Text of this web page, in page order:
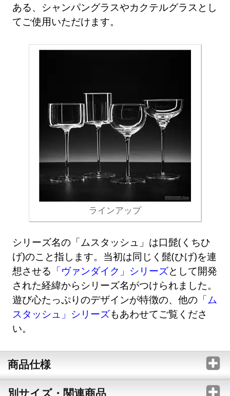
ある、シャンパングラスやカクテルグラスとし
てご使用いただけます。
ラインアップ
シリーズ名の「ムスタッシュ」は口髭(くちひ
げ)のこと指します。当初は同じく髭(ひげ)を連
想させる 「ヴァンダイク」シリーズとして開発
された経緯からシリーズ名がつけられました。
遊び心たっぷりのデザインが特徴の、他の 「ム
スタッシュ」シリーズもあわせてご覧くださ
い。
商品仕様
別サイズ・関連商品